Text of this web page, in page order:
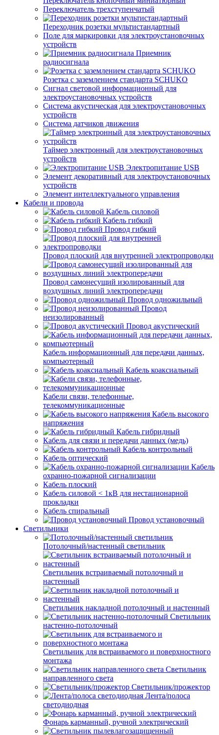
Переключатель трехступенчатый
Переходник розетки мультистандартный
Поле для маркировки для электроустановочных
устройств
Приемник
радиосигнала
Розетка с заземлением стандарта SCHUKO
Сигнал световой информационный для
электроустановочных устройств
Система акустическая для электроустановочных
устройств
Система датчиков движения
Таймер электронный для электроустановочных
устройств
Электропитание USB
Элемент декоративный для электроустановочных
устройств
Элемент интеллектуального управления
Кабели и провода
Кабель силовой
Кабель гибкий
Провод гибкий
Провод плоский для внутренней электропроводки
Провод самонесущий изолированный для
воздушных линий электропередачи
Провод одножильный
Провод
неизолированный
Провод акустический
Кабель информационный для передачи данных,
компьютерный
Кабель коаксиальный
Кабели связи, телефонные,
телекоммуникационные
Кабель высокого
напряжения
Кабель гибридный
Кабель для связи и передачи данных (медь)
Кабель контрольный
Кабель оптический
Кабель
охранно-пожарной сигнализации
Кабель плоский
Кабель силовой < 1кВ для нестационарной
прокладки
Кабель спиральный
Провод установочный
Светильники
Потолочный/настенный светильник
Светильник встраиваемый потолочный и
настенный
Светильник накладной потолочный и настенный
Светильник
настенно-потолочный
Светильник для встраиваемого и поверхностного
монтажа
Светильник
направленного света
Светильник/прожектор
Лента/полоса
светодиодная
Фонарь карманный, ручной электрический